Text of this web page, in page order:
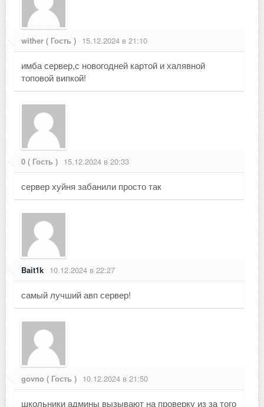
wither ( Гость ) 15.12.2024 в 21:10
имба сервер,с новогодней картой и халявной
топовой випкой!
0 ( Гость ) 15.12.2024 в 20:33
сервер хуйня забанили просто так
Bait1k 10.12.2024 в 22:27
самый лучший авп сервер!
govno ( Гость ) 10.12.2024 в 21:50
школьники админы вызывают на проверку из за того